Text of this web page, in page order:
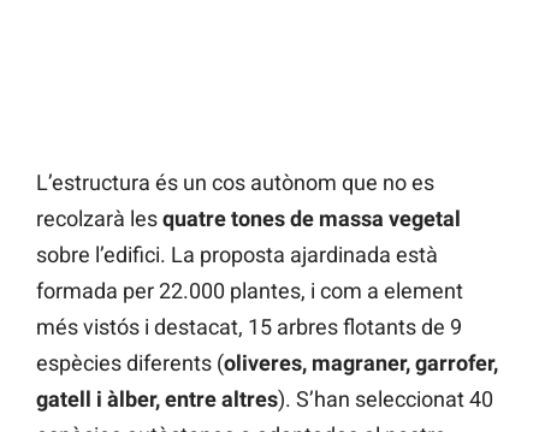
L’estructura és un cos autònom que no es
recolzarà lesquatre tones de massa vegetal
sobre l’edifici. La proposta ajardinada està
formada per 22.000 plantes, i com a element
més vistós i destacat, 15 arbres flotants de 9
espècies diferents (oliveres, magraner, garrofer,
gatell i àlber, entre altres). S’han seleccionat 40